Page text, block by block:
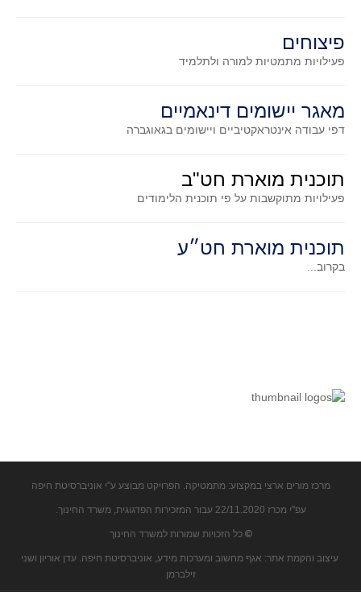
פיצוחים
פעילויות מתמטיות למורה ולתלמיד
מאגר יישומים דינאמיים
דפי עבודה אינטראקטיביים ויישומים בגאוגברה
תוכנית מוארת חט"ב
פעילויות מתוקשבות על פי תוכנית הלימודים
תוכנית מוארת חט״ע
בקרוב...
מרכז מורים ארצי במקצוע: מתמטיקה. הפרויקט מבוצע ע"י אוניברסיטת חיפה
עפ"י מכרז 22/11.2020 עבור המזכירות הפדגוגית, משרד החינוך.
© כל הזכויות שמורות למשרד החינוך
עיצוב והקמת אתר: אגף מחשוב ומערכות מידע, אוניברסיטת חיפה. עדן אוריון ושני
זילברמן